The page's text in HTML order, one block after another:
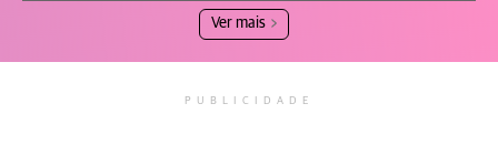
Ver mais
PUBLICIDADE